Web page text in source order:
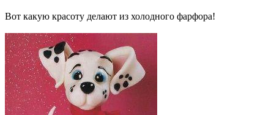
Вот какую красоту делают из холодного фарфора!